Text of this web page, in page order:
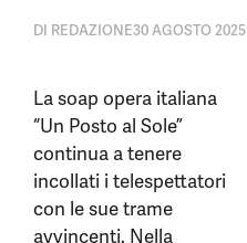
DI REDAZIONE30 AGOSTO 2025
La soap opera italiana
“Un Posto al Sole”
continua a tenere
incollati i telespettatori
con le sue trame
avvincenti. Nella